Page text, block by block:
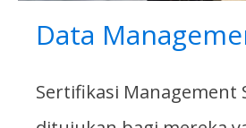
Data
Sertifikasi Management